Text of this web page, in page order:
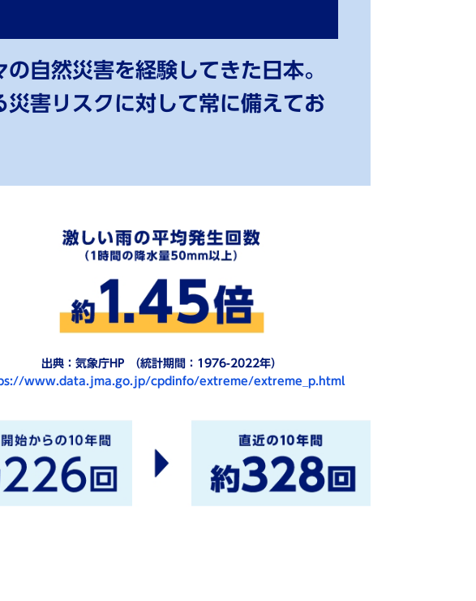
⾃然災害を経験してきた⽇本。
害リスクに対して常に備えてお
出典：気象庁HP （統計期間：1976-2022年）
www.data.jma.go.jp/cpdinfo/extreme/extreme_p.html